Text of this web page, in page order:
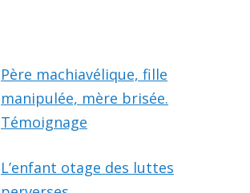
Père machiavélique, fille
manipulée, mère brisée.
Témoignage
L’enfant otage des luttes